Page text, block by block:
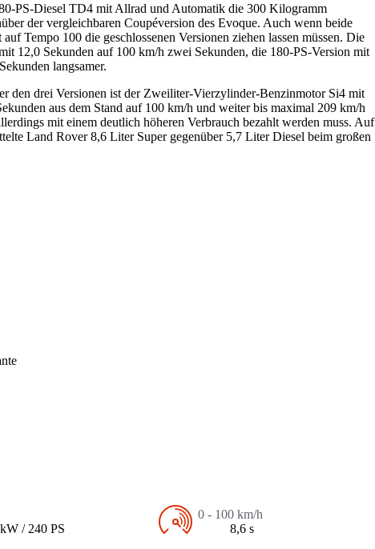
PS-Diesel TD4 mit Allrad und Automatik die 300 Kilogramm
der vergleichbaren Coupéversion des Evoque. Auch wenn beide
Tempo 100 die geschlossenen Versionen ziehen lassen müssen. Die
12,0 Sekunden auf 100 km/h zwei Sekunden, die 180-PS-Version mit
langsamer.
den drei Versionen ist der Zweiliter-Vierzylinder-Benzinmotor Si4 mit
aus dem Stand auf 100 km/h und weiter bis maximal 209 km/h
mit einem deutlich höheren Verbrauch bezahlt werden muss. Auf
Land Rover 8,6 Liter Super gegenüber 5,7 Liter Diesel beim großen
/ 240 PS
0 - 100 km/h
8,6 s